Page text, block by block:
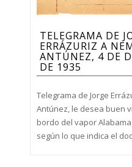
TELEGRAMA DE
ERRÁZURIZ A
ANTÚNEZ, 4 DE
DE 1935
Telegrama de Jorge
Antúnez, le desea buen
bordo del vapor
según lo que indica el